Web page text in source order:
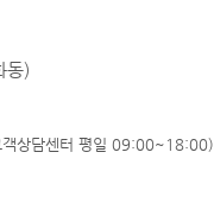
동)
상담센터 평일 09:00~18:00)